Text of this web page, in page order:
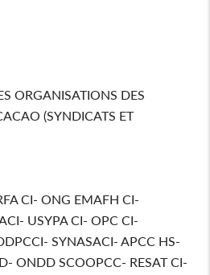
ORGANISATIONS DES
(SYNDICATS ET
CI- ONG EMAFH CI-
USYPA CI- OPC CI-
SYNASACI- APCC HS-
ONDD SCOOPCC- RESAT CI-